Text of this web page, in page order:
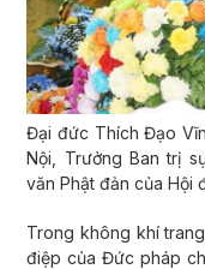
Đại đức Thích Đạo
Nội, Trưởng Ban trị
văn Phật đản của Hội
Trong không khí
điệp của Đức pháp